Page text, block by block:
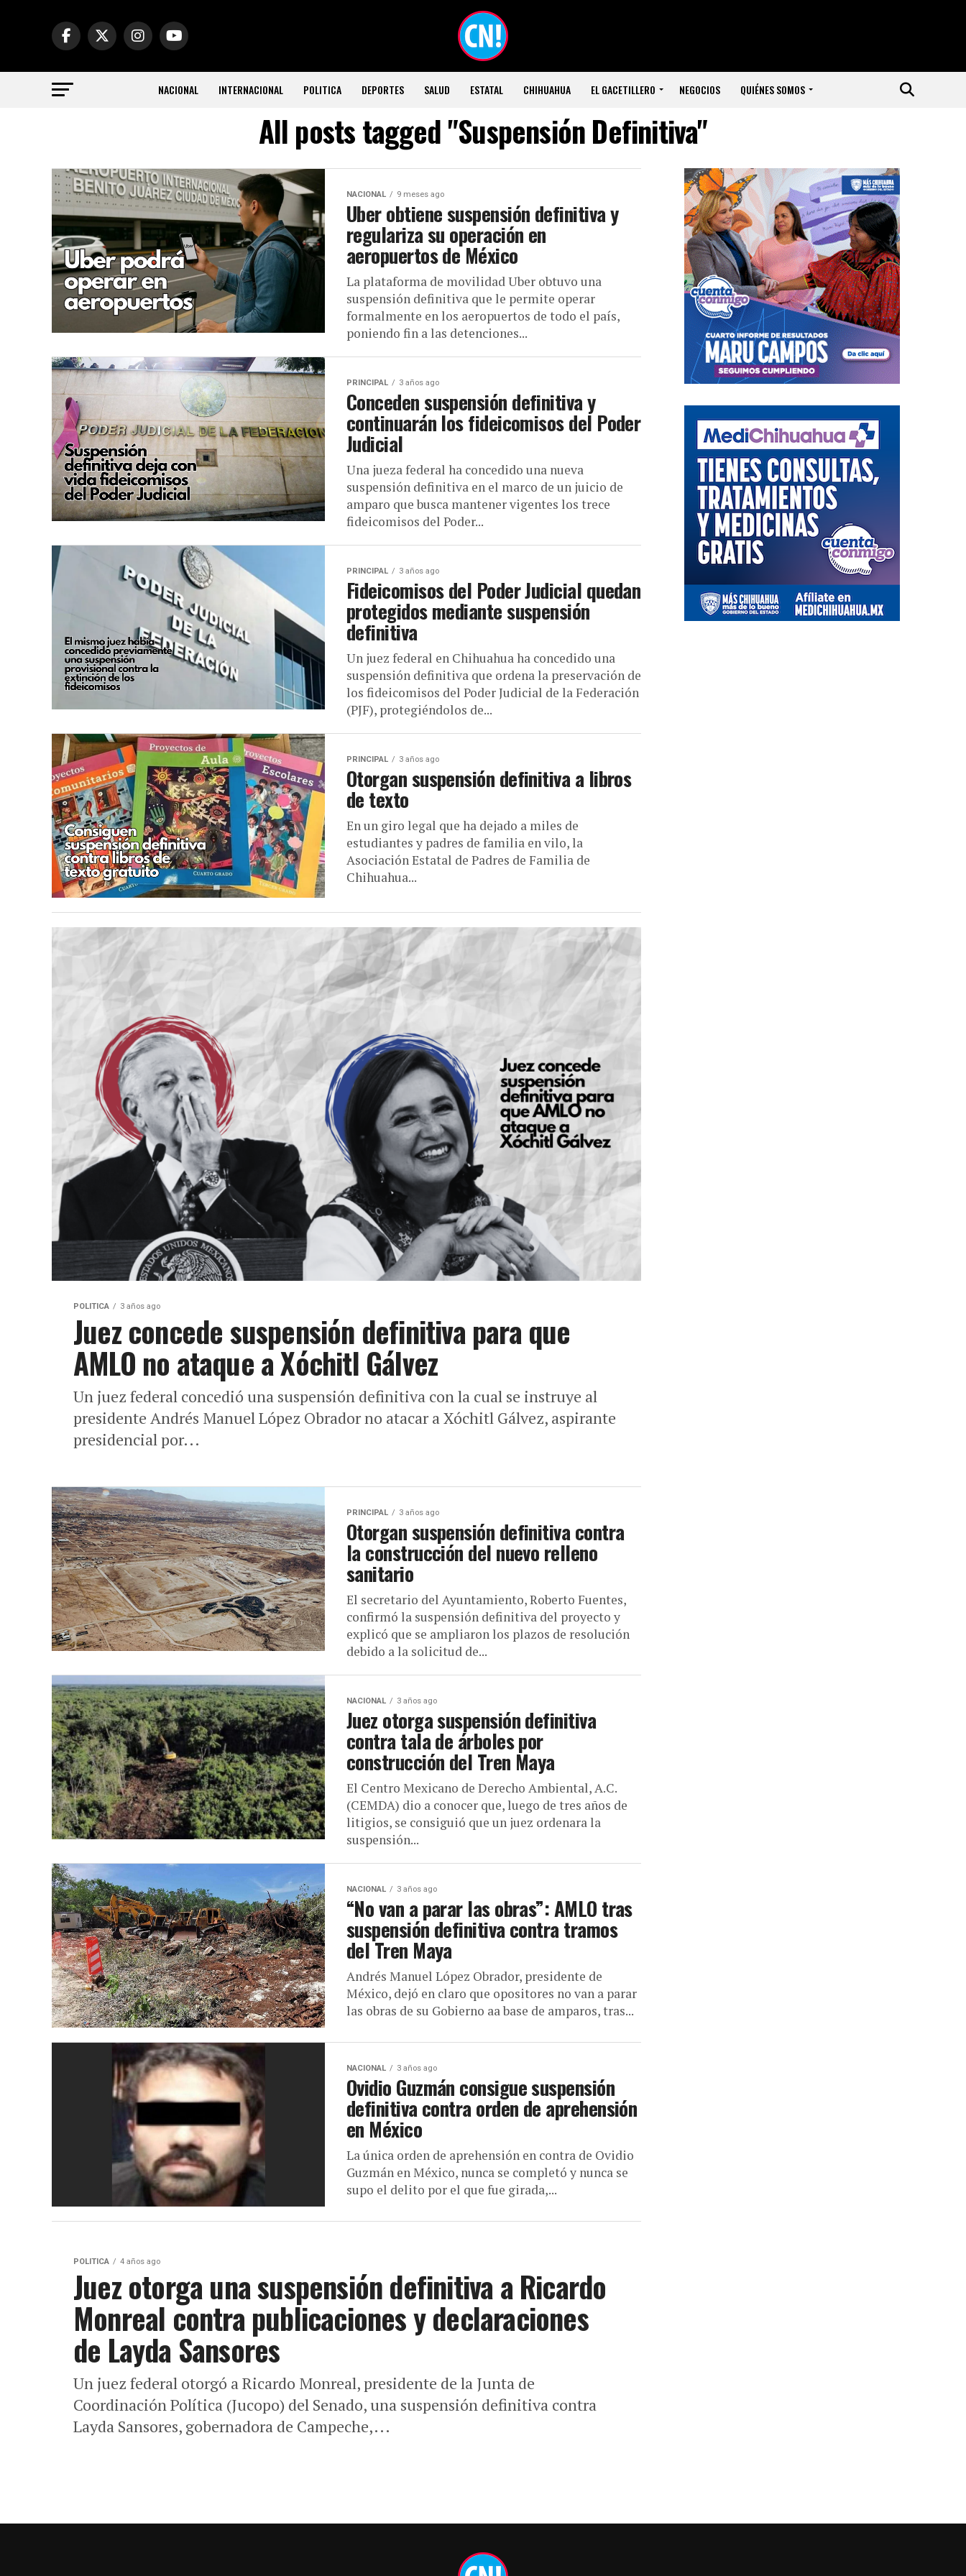
NACIONAL INTERNACIONAL POLITICA DEPORTES SALUD ESTATAL CHIHUAHUA EL GACETILLERO NEGOCIOS QUIÉNES SOMOS
All posts tagged "Suspensión Definitiva"
NACIONAL 9 meses ago
Uber obtiene suspensión definitiva y
regulariza su operación en
aeropuertos de México
La plataforma de movilidad Uber obtuvo una
suspensión definitiva que le permite operar
formalmente en los aeropuertos de todo el país,
poniendo fin a las detenciones...
PRINCIPAL 3 años ago
Conceden suspensión definitiva y
continuarán los fideicomisos del Poder
Judicial
Una jueza federal ha concedido una nueva
suspensión definitiva en el marco de un juicio de
amparo que busca mantener vigentes los trece
fideicomisos del Poder...
PRINCIPAL 3 años ago
Fideicomisos del Poder Judicial quedan
protegidos mediante suspensión
definitiva
Un juez federal en Chihuahua ha concedido una
suspensión definitiva que ordena la preservación de
los fideicomisos del Poder Judicial de la Federación
(PJF), protegiéndolos de...
PRINCIPAL 3 años ago
Otorgan suspensión definitiva a libros
de texto
En un giro legal que ha dejado a miles de
estudiantes y padres de familia en vilo, la
Asociación Estatal de Padres de Familia de
Chihuahua...
POLITICA 3 años ago
Juez concede suspensión definitiva para que
AMLO no ataque a Xóchitl Gálvez
Un juez federal concedió una suspensión definitiva con la cual se instruye al
presidente Andrés Manuel López Obrador no atacar a Xóchitl Gálvez, aspirante
presidencial por...
PRINCIPAL 3 años ago
Otorgan suspensión definitiva contra
la construcción del nuevo relleno
sanitario
El secretario del Ayuntamiento, Roberto Fuentes,
confirmó la suspensión definitiva del proyecto y
explicó que se ampliaron los plazos de resolución
debido a la solicitud de...
NACIONAL 3 años ago
Juez otorga suspensión definitiva
contra tala de árboles por
construcción del Tren Maya
El Centro Mexicano de Derecho Ambiental, A.C.
(CEMDA) dio a conocer que, luego de tres años de
litigios, se consiguió que un juez ordenara la
suspensión...
NACIONAL 3 años ago
“No van a parar las obras”: AMLO tras
suspensión definitiva contra tramos
del Tren Maya
Andrés Manuel López Obrador, presidente de
México, dejó en claro que opositores no van a parar
las obras de su Gobierno aa base de amparos, tras...
NACIONAL 3 años ago
Ovidio Guzmán consigue suspensión
definitiva contra orden de aprehensión
en México
La única orden de aprehensión en contra de Ovidio
Guzmán en México, nunca se completó y nunca se
supo el delito por el que fue girada,...
POLITICA 4 años ago
Juez otorga una suspensión definitiva a Ricardo
Monreal contra publicaciones y declaraciones
de Layda Sansores
Un juez federal otorgó a Ricardo Monreal, presidente de la Junta de
Coordinación Política (Jucopo) del Senado, una suspensión definitiva contra
Layda Sansores, gobernadora de Campeche,...